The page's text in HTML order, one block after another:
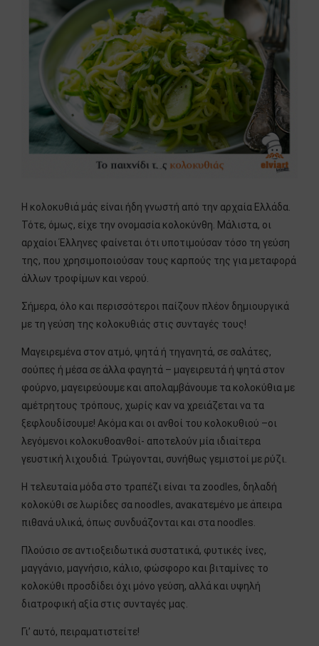
Η κολοκυθιά μάς είναι ήδη γνωστή από την αρχαία Ελλάδα.
Τότε, όμως, είχε την ονομασία κολοκύνθη. Μάλιστα, οι
αρχαίοι Έλληνες φαίνεται ότι υποτιμούσαν τόσο τη γεύση
της, που χρησιμοποιούσαν τους καρπούς της για μεταφορά
άλλων τροφίμων και νερού.
Σήμερα, όλο και περισσότεροι παίζουν πλέον δημιουργικά
με τη γεύση της κολοκυθιάς στις συνταγές τους!
Μαγειρεμένα στον ατμό, ψητά ή τηγανητά, σε σαλάτες,
σούπες ή μέσα σε άλλα φαγητά – μαγειρευτά ή ψητά στον
φούρνο, μαγειρεύουμε και απολαμβάνουμε τα κολοκύθια με
αμέτρητους τρόπους, χωρίς καν να χρειάζεται να τα
ξεφλουδίσουμε! Ακόμα και οι ανθοί του κολοκυθιού –οι
λεγόμενοι κολοκυθοανθοί- αποτελούν μία ιδιαίτερα
γευστική λιχουδιά. Τρώγονται, συνήθως γεμιστοί με ρύζι.
Η τελευταία μόδα στο τραπέζι είναι τα zoodles, δηλαδή
κολοκύθι σε λωρίδες σα noodles, ανακατεμένο με άπειρα
πιθανά υλικά, όπως συνδυάζονται και στα noodles.
Πλούσιο σε αντιοξειδωτικά συστατικά, φυτικές ίνες,
μαγγάνιο, μαγνήσιο, κάλιο, φώσφορο και βιταμίνες το
κολοκύθι προσδίδει όχι μόνο γεύση, αλλά και υψηλή
διατροφική αξία στις συνταγές μας.
Γι’ αυτό, πειραματιστείτε!